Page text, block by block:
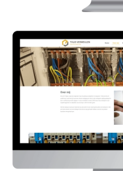
Thijs Vermeulen Elektro
HIER